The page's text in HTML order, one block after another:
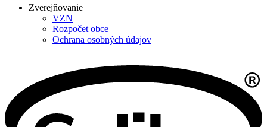
Zverejňovanie
VZN
Rozpočet obce
Ochrana osobných údajov